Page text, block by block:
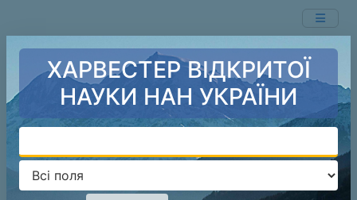
ХАРВЕСТЕР ВІДКРИТОЇ
НАУКИ НАН УКРАЇНИ